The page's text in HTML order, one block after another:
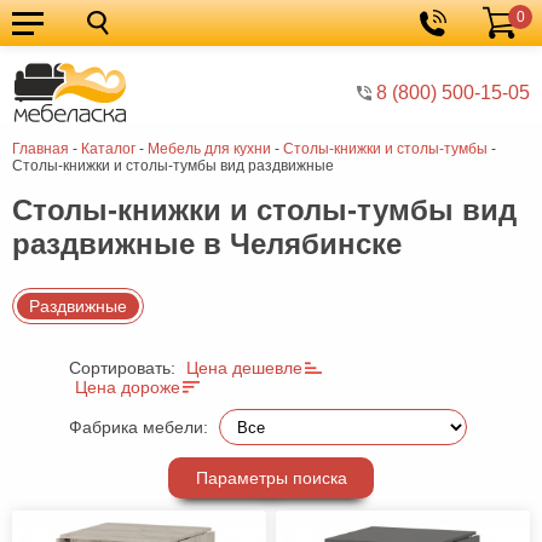
8 (800) 500-15-05
Корзина
0
Главная - Каталог - Мебель для кухни - Столы-книжки и столы-тумбы -
Столы-книжки и столы-тумбы вид раздвижные
Кухонные
гарнитуры
Мебель
для
кухни
Мебель
для
спальни
Кровати
Шкафы
Диваны
Мягкая
мебель
Детская
мебель
Мебель
Столы-книжки и столы-тумбы вид
раздвижные в Челябинске
Раздвижные
Сортировать:
Цена дешевле
Цена дороже
Фабрика мебели:
Параметры поиска